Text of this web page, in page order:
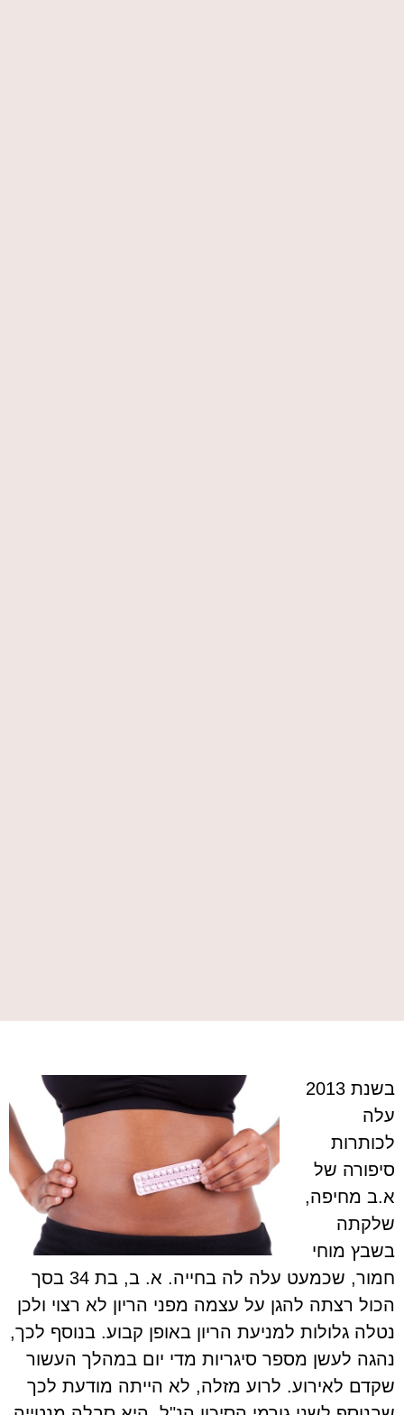
בשנת 2013
עלה
לכותרות
סיפורה של
א.ב מחיפה,
שלקתה
בשבץ מוחי
חמור, שכמעט עלה לה בחייה. א. ב, בת 34 בסך
הכול רצתה להגן על עצמה מפני הריון לא רצוי ולכן
נטלה גלולות למניעת הריון באופן קבוע. בנוסף לכך,
נהגה לעשן מספר סיגריות מדי יום במהלך העשור
שקדם לאירוע. לרוע מזלה, לא הייתה מודעת לכך